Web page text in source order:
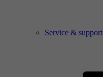
Service & support